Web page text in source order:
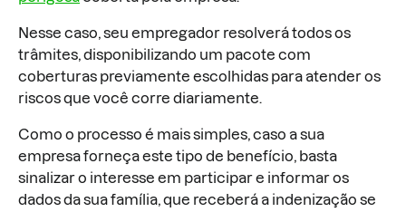
Nesse caso, seu empregador resolverá todos os
trâmites, disponibilizando um pacote com
coberturas previamente escolhidas para atender os
riscos que você corre diariamente.
Como o processo é mais simples, caso a sua
empresa forneça este tipo de benefício, basta
sinalizar o interesse em participar e informar os
dados da sua família, que receberá a indenização se